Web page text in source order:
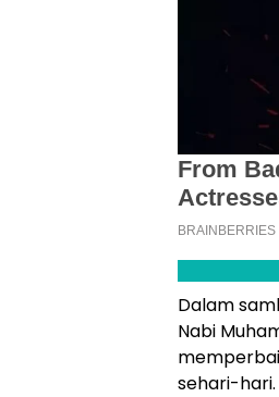
Dalam
Nabi
sehari-hari.